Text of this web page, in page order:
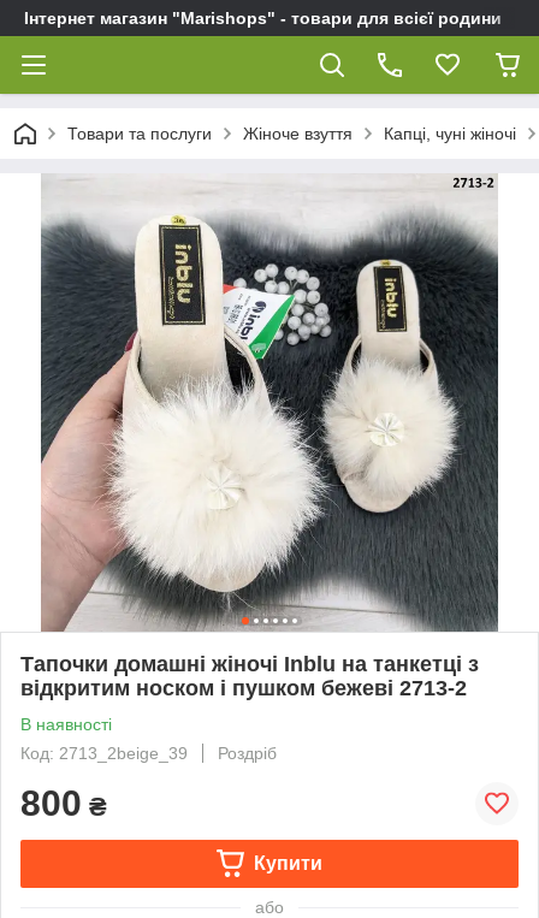
Інтернет магазин "Marishops" - товари для всієї родини
Товари та послуги Жіноче взуття Капці, чуні жіночі
Тапочки домашні жіночі Inblu на танкетці з
відкритим носком і пушком бежеві 2713-2
В наявності
Код: 2713_2beige_39
Роздріб
800 ₴
Купити
або